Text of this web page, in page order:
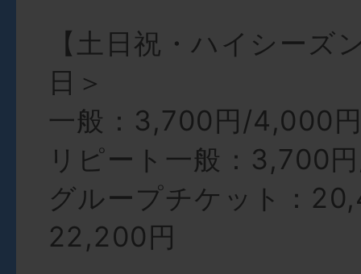
【土日祝・ハイシーズ
日＞
一般：3,700円/4,000
リピート一般：3,700
グループチケット：
22,200円